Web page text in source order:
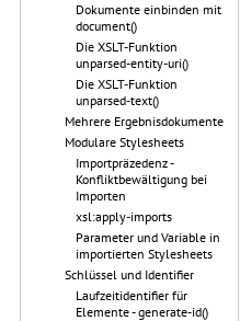
Dokumente einbinden mit
document()
Die XSLT-Funktion
unparsed-entity-uri()
Die XSLT-Funktion
unparsed-text()
Mehrere Ergebnisdokumente
Modulare Stylesheets
Importpräzedenz -
Konfliktbewältigung bei
Importen
xsl:apply-imports
Parameter und Variable in
importierten Stylesheets
Schlüssel und Identifier
Laufzeitidentifier für
Elemente - generate-id()